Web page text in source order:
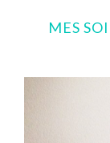
MES